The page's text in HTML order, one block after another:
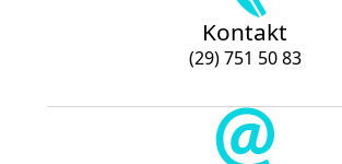
Kontakt
(29) 751 50 83